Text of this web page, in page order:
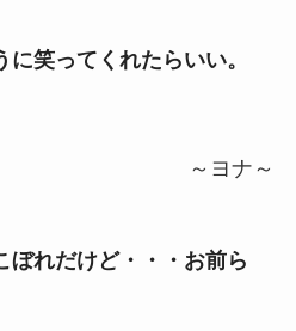
笑ってくれたらいい。
～ヨナ～
ぼれだけど・・・お前ら